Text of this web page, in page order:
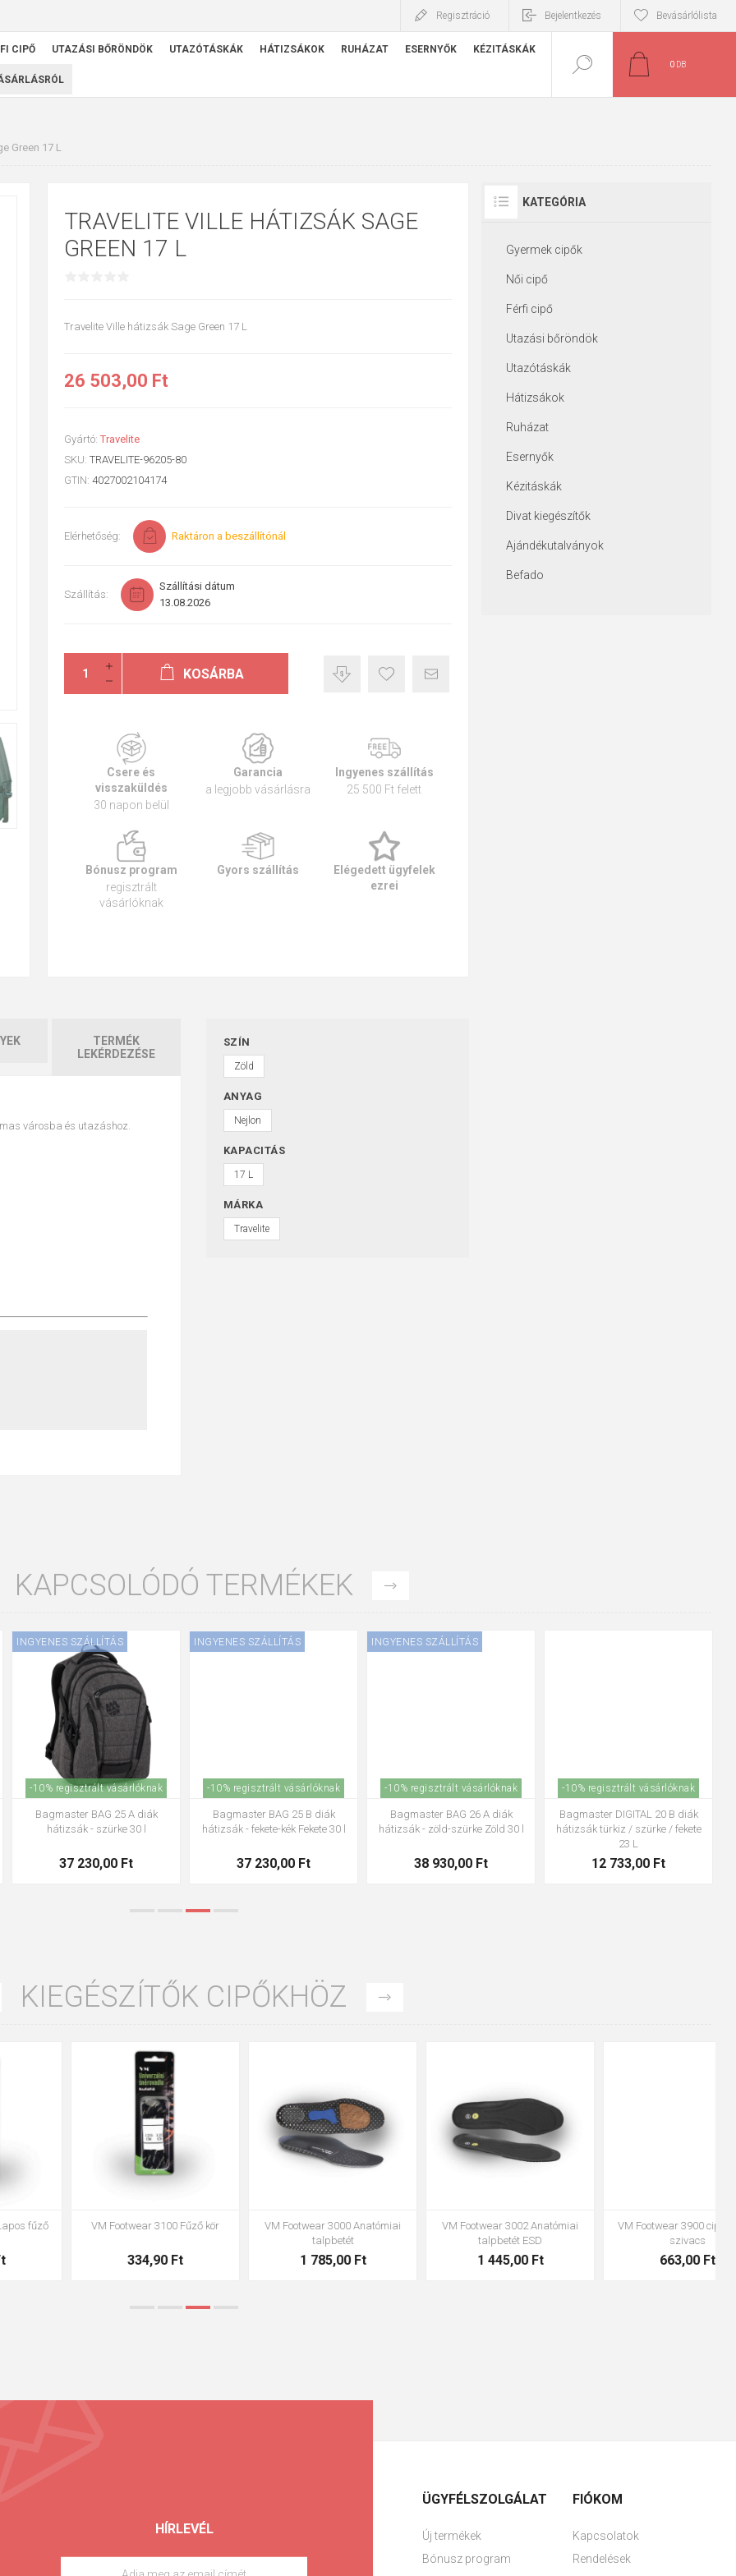
Regisztráció Bejelentkezés Bevásárlólista
CIPŐ UTAZÁSI BŐRÖNDÖK UTAZÓTÁSKÁK HÁTIZSÁKOK RUHÁZAT ESERNYŐK KÉZITÁSKÁK
0 DB
Green 17 L
TRAVELITE VILLE HÁTIZSÁK SAGE
GREEN 17 L
Travelite Ville hátizsák Sage Green 17 L
26 503,00 Ft
Gyártó: Travelite
SKU: TRAVELITE-96205-80
GTIN: 4027002104174
Elérhetőség: Raktáron a beszállítónál
Szállítás:
Szállítási dátum
13.08.2026
KOSÁRBA
Csere és
visszaküldés
30 napon belül
Garancia
a legjobb vásárlásra
Ingyenes szállítás
25 500 Ft felett
Bónusz program
regisztrált
vásárlóknak
Gyors szállítás
Elégedett ügyfelek
ezrei
TERMÉK
LEKÉRDEZÉSE
városba és utazáshoz.
SZÍN
Zöld
ANYAG
Nejlon
KAPACITÁS
17 L
MÁRKA
Travelite
KATEGÓRIA
Gyermek cipők
Női cipő
Férfi cipő
Utazási bőröndök
Utazótáskák
Hátizsákok
Ruházat
Esernyők
Kézitáskák
Divat kiegészítők
Ajándékutalványok
Befado
KAPCSOLÓDÓ TERMÉKEK
INGYENES SZÁLLÍTÁS
-10% regisztrált vásárlóknak
Bagmaster BAG 25 A diák
hátizsák - szürke 30 l
37 230,00 Ft
INGYENES SZÁLLÍTÁS
-10% regisztrált vásárlóknak
Bagmaster BAG 25 B diák
hátizsák - fekete-kék Fekete 30 l
37 230,00 Ft
INGYENES SZÁLLÍTÁS
-10% regisztrált vásárlóknak
Bagmaster BAG 26 A diák
hátizsák - zöld-szürke Zöld 30 l
38 930,00 Ft
-10% regisztrált vásárlóknak
Bagmaster DIGITAL 20 B diák
hátizsák türkiz / szürke / fekete
23 L
12 733,00 Ft
KIEGÉSZÍTŐK CIPŐKHÖZ
VM Footwear 3002 Anatómiai
1 445,00 Ft
43
VM Footwear 3900 cipőtisztító
663,00 Ft
VM Footwear 3600 Impregnáló
4 063,00 Ft
Bennon ABSORBA XTR ESD betét
1 683,00 Ft
HÍRLEVÉL
ÜGYFÉLSZOLGÁLAT
Új termékek
Bónusz program
FIÓKOM
Kapcsolatok
Rendelések